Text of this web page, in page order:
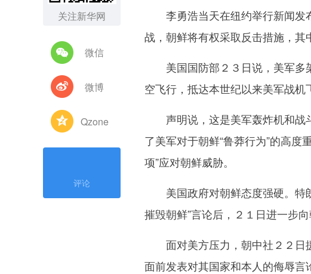
关注新华网
微信
微博
Qzone
评论
李勇浩当天在纽约举行新闻发
战，朝鲜将有权采取反击措施，
美国国防部２３日说，美军多
空飞行，抵达本世纪以来美军战机
声明说，这是美军轰炸机和战
了美军对于朝鲜“鲁莽行为”的高度
项”应对朝鲜威胁。
美国政府对朝鲜态度强硬。特
摧毁朝鲜”言论后，２１日进一步
面对美方压力，朝中社２２日
面前发表对其国家和本人的侮辱